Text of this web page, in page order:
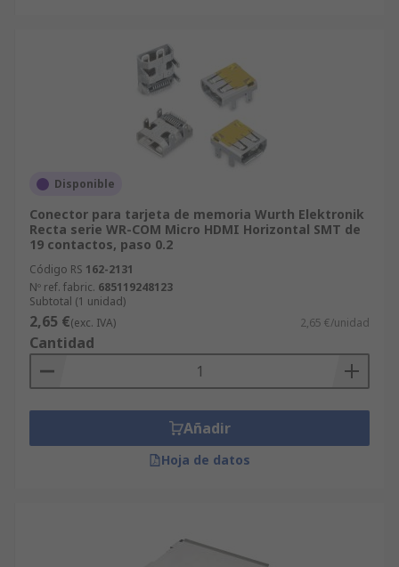
Disponible
Conector para tarjeta de memoria Wurth Elektronik
Recta serie WR-COM Micro HDMI Horizontal SMT de
19 contactos, paso 0.2
Código RS 162-2131
Nº ref. fabric. 685119248123
Subtotal (1 unidad)
2,65 €(exc. IVA) 2,65 €/unidad
Cantidad
Añadir
Hoja de datos